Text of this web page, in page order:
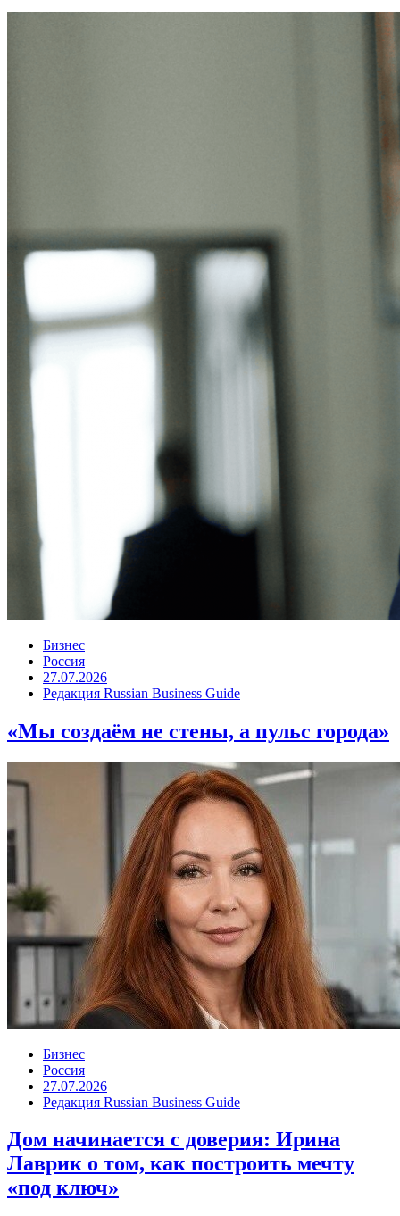
Бизнес
Россия
27.07.2026
Редакция Russian Business Guide
«Мы создаём не стены, а пульс города»
Бизнес
Россия
27.07.2026
Редакция Russian Business Guide
Дом начинается с доверия: Ирина
Лаврик о том, как построить мечту
«под ключ»